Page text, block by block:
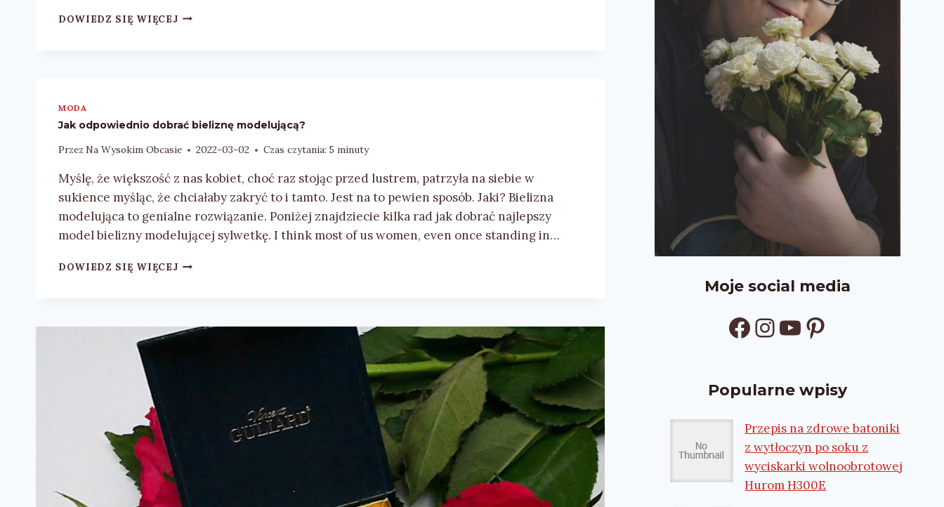
DOWIEDZ SIĘ WIĘCEJPOMYSŁY
MODA
Jak odpowiednio dobrać bieliznę modelującą?
Przez Na Wysokim Obcasie 2022-03-02 Czas czytania: 5 minuty
Myślę, że większość z nas kobiet, choć raz stojąc przed lustrem, patrzyła na siebie w
sukience myśląc, że chciałaby zakryć to i tamto. Jest na to pewien sposób. Jaki? Bielizna
modelująca to genialne rozwiązanie. Poniżej znajdziecie kilka rad jak dobrać najlepszy
model bielizny modelującej sylwetkę. I think most of us women, even once standing in…
DOWIEDZ SIĘ WIĘCEJJAK
Moje social media
Facebook
Instagram
YouTube
Pinterest
Popularne wpisy
Przepis na zdrowe batoniki
z wytłoczyn po soku z
wyciskarki wolnoobrotowej
Hurom H300E